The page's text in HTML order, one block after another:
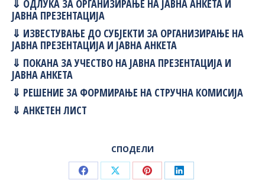
⇓ ОДЛУКА ЗА ОРГАНИЗИРАЊЕ НА ЈАВНА АНКЕТА И
ЈАВНА ПРЕЗЕНТАЦИЈА
⇓ ИЗВЕСТУВАЊЕ ДО СУБЈЕКТИ ЗА ОРГАНИЗИРАЊЕ НА
ЈАВНА ПРЕЗЕНТАЦИЈА И ЈАВНА АНКЕТА
⇓ ПОКАНА ЗА УЧЕСТВО НА ЈАВНА ПРЕЗЕНТАЦИЈА И
ЈАВНА АНКЕТА
⇓ РЕШЕНИЕ ЗА ФОРМИРАЊЕ НА СТРУЧНА КОМИСИЈА
⇓ АНКЕТЕН ЛИСТ
СПОДЕЛИ
Share Share Share Share